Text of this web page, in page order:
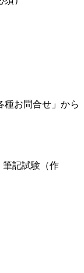
種お問合せ」から
記試験（作